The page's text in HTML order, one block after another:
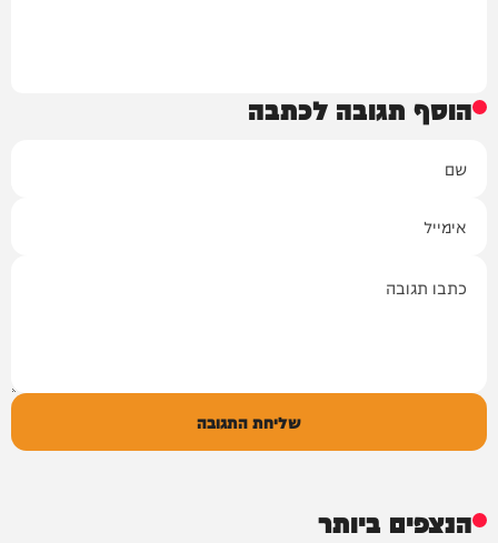
הוסף תגובה לכתבה
שליחת התגובה
הנצפים ביותר